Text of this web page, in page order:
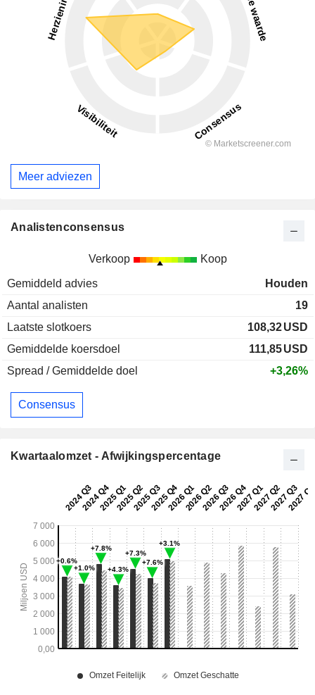
Meer adviezen
Analistenconsensus
Verkoop Koop
Gemiddeld advies
Houden
Aantal analisten
19
Laatste slotkoers
108,32USD
Gemiddelde koersdoel
111,85USD
Spread / Gemiddelde doel
+3,26%
Consensus
Kwartaalomzet - Afwijkingspercentage